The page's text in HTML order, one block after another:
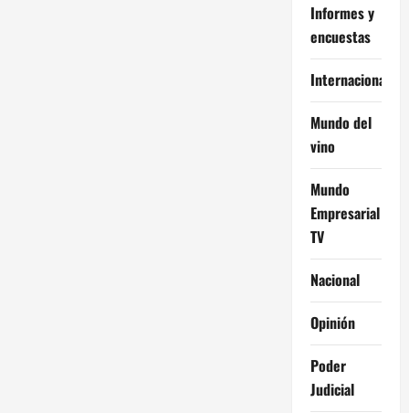
Informes y
encuestas
Internacional
Mundo del
vino
Mundo
Empresarial
TV
Nacional
Opinión
Poder
Judicial